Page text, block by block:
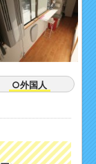
○外国人